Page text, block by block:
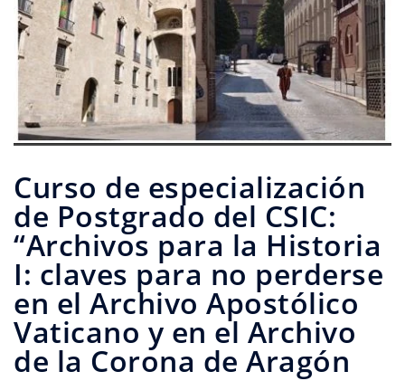
Curso de especialización
de Postgrado del CSIC:
“Archivos para la Historia
I: claves para no perderse
en el Archivo Apostólico
Vaticano y en el Archivo
de la Corona de Aragón